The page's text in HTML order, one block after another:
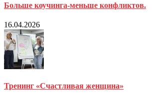
Больше коучинга-меньше конфликтов.
16.04.2026
Тренинг «Счастливая женщина»